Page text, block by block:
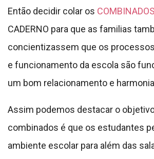
Então decidir colar os
CADERNO para que as familias
concientizassem que os
e funcionamento da escola são
um bom relacionamento e
Assim podemos destacar o
combinados é que os estudantes
ambiente escolar para além das